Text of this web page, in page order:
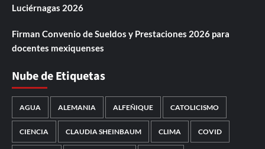
Luciérnagas 2026
Firman Convenio de Sueldos y Prestaciones 2026 para
docentes mexiquenses
Nube de Etiquetas
AGUA ALEMANIA ALFEÑIQUE CATOLICISMO
CIENCIA CLAUDIA SHEINBAUM CLIMA COVID